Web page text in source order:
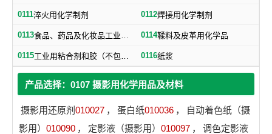
0111淬火用化学制剂 0112焊接用化学制剂
0113 食品、药品及化妆品工业用化学品（不包括食品用防腐盐） 0114鞣料及皮革用化学品
0115 工业用粘合剂和胶（不包括纸用粘合剂） 0116纸浆
产品选择：0107 摄影用化学用品及材料
摄影用还原剂 010027 ， 蛋白纸010036 ，
自动着色纸（摄
影用） 010090 ， 定影液（摄影用） 010097 ，
调色定影液